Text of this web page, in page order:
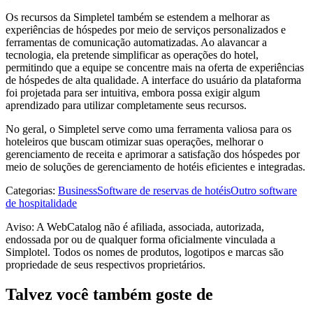
Os recursos da Simpletel também se estendem a melhorar as
experiências de hóspedes por meio de serviços personalizados e
ferramentas de comunicação automatizadas. Ao alavancar a
tecnologia, ela pretende simplificar as operações do hotel,
permitindo que a equipe se concentre mais na oferta de experiências
de hóspedes de alta qualidade. A interface do usuário da plataforma
foi projetada para ser intuitiva, embora possa exigir algum
aprendizado para utilizar completamente seus recursos.
No geral, o Simpletel serve como uma ferramenta valiosa para os
hoteleiros que buscam otimizar suas operações, melhorar o
gerenciamento de receita e aprimorar a satisfação dos hóspedes por
meio de soluções de gerenciamento de hotéis eficientes e integradas.
Categorias: BusinessSoftware de reservas de hotéisOutro software
de hospitalidade
Aviso: A WebCatalog não é afiliada, associada, autorizada,
endossada por ou de qualquer forma oficialmente vinculada a
Simplotel. Todos os nomes de produtos, logotipos e marcas são
propriedade de seus respectivos proprietários.
Talvez você também goste de